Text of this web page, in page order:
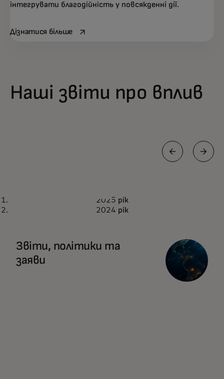
інтегрувати благодійність у повсякденні дії.
Дізнатися більшеopens in a new tab
Наші звіти про вплив
Завантажити зараз
2025 рік
2024 рік
Звіти, політики та
заяви